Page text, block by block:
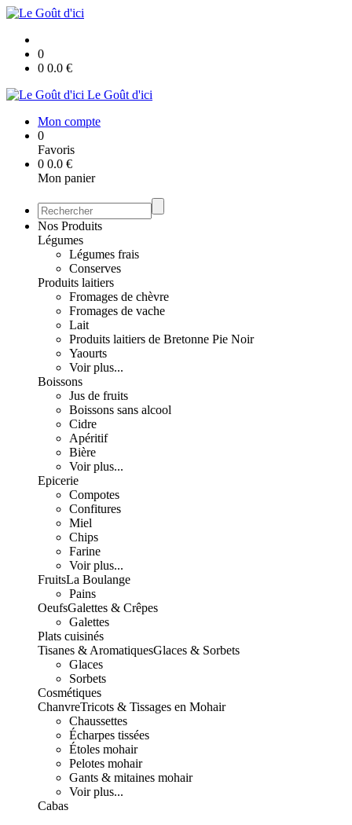
0
0 0.0 €
Le Goût d'ici
Mon compte
0
Favoris
0 0.0 €
Mon panier
Nos Produits
Légumes
Légumes frais
Conserves
Produits laitiers
Fromages de chèvre
Fromages de vache
Lait
Produits laitiers de Bretonne Pie Noir
Yaourts
Voir plus...
Boissons
Jus de fruits
Boissons sans alcool
Cidre
Apéritif
Bière
Voir plus...
Epicerie
Compotes
Confitures
Miel
Chips
Farine
Voir plus...
FruitsLa Boulange
Pains
OeufsGalettes & Crêpes
Galettes
Plats cuisinés
Tisanes & AromatiquesGlaces & Sorbets
Glaces
Sorbets
Cosmétiques
ChanvreTricots & Tissages en Mohair
Chaussettes
Écharpes tissées
Étoles mohair
Pelotes mohair
Gants & mitaines mohair
Voir plus...
Cabas